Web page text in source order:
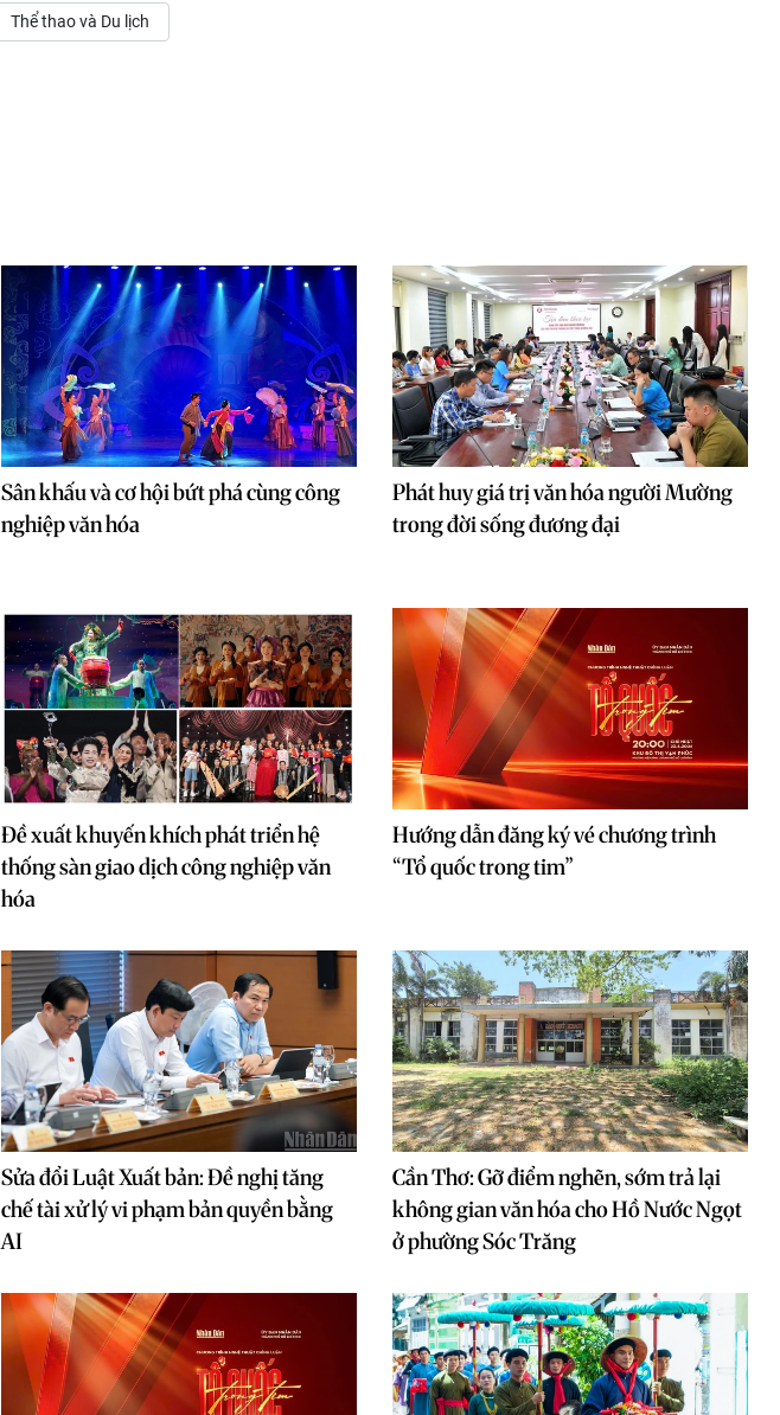
Thể thao và Du lịch
Sân khấu và cơ hội bứt phá cùng công
nghiệp văn hóa
Phát huy giá trị văn hóa người Mường
trong đời sống đương đại
Đề xuất khuyến khích phát triển hệ
thống sàn giao dịch công nghiệp văn
hóa
Hướng dẫn đăng ký vé chương trình
“Tổ quốc trong tim”
Sửa đổi Luật Xuất bản: Đề nghị tăng
chế tài xử lý vi phạm bản quyền bằng
AI
Cần Thơ: Gỡ điểm nghẽn, sớm trả lại
không gian văn hóa cho Hồ Nước Ngọt
ở phường Sóc Trăng